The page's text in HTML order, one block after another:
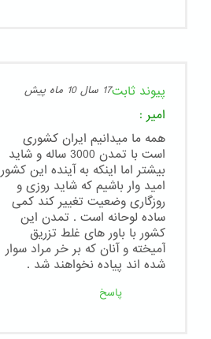
پیوند ثابت17 سال 10 ماه پیش
امیر :
همه ما میدانیم ایران کشوری
است با تمدن 3000 ساله و شاید
بیشتر اما اینکه به آینده این کشور
امید وار باشیم که شاید روزی و
روزگاری وضعیت تغییر کند کمی
ساده لوحانه است . تمدن این
کشور با باور های غلط تزریق
آمیخته و آنان که بر خر مراد سوار
شده اند پیاده نخواهند شد .
پاسخ